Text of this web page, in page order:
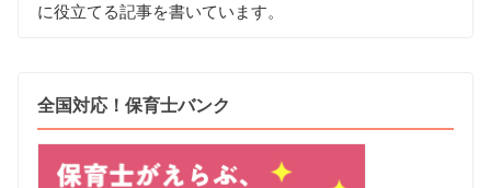
に役立てる記事を書いています。
全国対応！保育士バンク